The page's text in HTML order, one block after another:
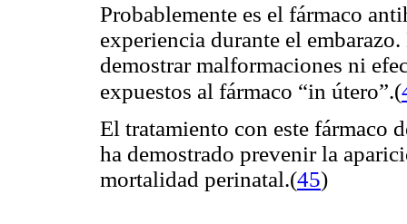
Probablemente es el fármaco
experiencia durante el
demostrar malformaciones ni
expuestos al fármaco “in útero”.(
El tratamiento con este fármaco
ha demostrado prevenir la
mortalidad perinatal.(45)